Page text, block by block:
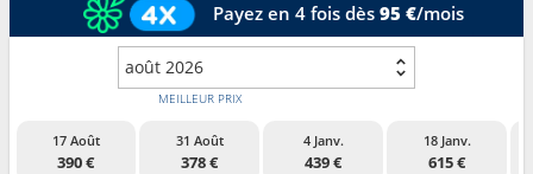
Payez en 4 fois dès95 €/mois
août 2026
17 Août
390 €
MEILLEUR PRIX
31 Août
378 €
4 Janv.
439 €
18 Janv.
615 €
Rechercher